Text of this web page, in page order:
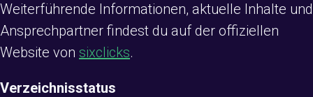
Weiterführende Informationen, aktuelle Inhalte und
Ansprechpartner findest du auf der offiziellen
Website von sixclicks.
Verzeichnisstatus